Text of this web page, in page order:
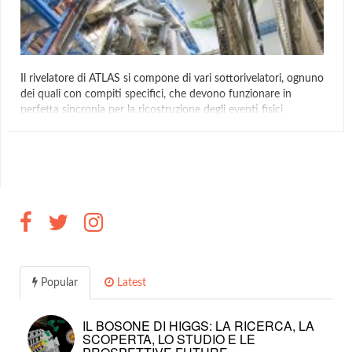
Il rivelatore di ATLAS si compone di vari sottorivelatori, ognuno
dei quali con compiti specifici, che devono funzionare in
perfetta sincronia per la ricostruzione degli eventi fisici
Popular Latest
IL BOSONE DI HIGGS: LA RICERCA, LA
SCOPERTA, LO STUDIO E LE